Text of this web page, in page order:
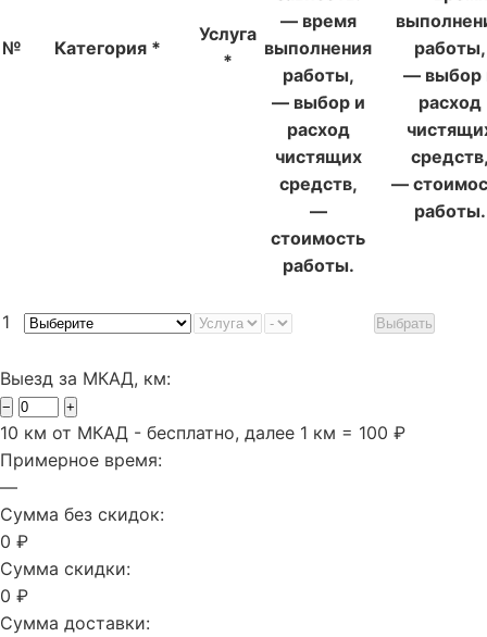
№ Категория *
Услуга
*
— время
выполнения
работы,
— выбор и
расход
чистящих
средств,
—
стоимость
работы.
работы,
— выбор
расход
—
работы.
1 Выбрать
Выезд за МКАД, км:
− +
10 км от МКАД - бесплатно, далее 1 км = 100 ₽
Примерное время:
—
Сумма без скидок:
0 ₽
Сумма скидки:
0 ₽
Сумма доставки: